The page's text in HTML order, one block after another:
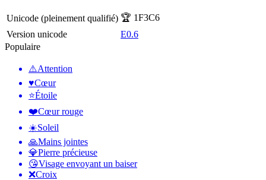
Unicode (pleinement qualifié) 🏆 1F3C6
Version unicode
E0.6
Populaire
⚠️Attention
♥️Cœur
⭐Étoile
❤️Cœur rouge
☀️Soleil
🙏Mains jointes
💎Pierre précieuse
😘Visage envoyant un baiser
❌Croix